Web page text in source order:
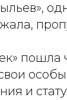
пошла
и